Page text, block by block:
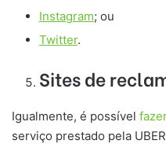
Instagram; ou
Twitter.
Sites de
Igualmente, é possível
serviço prestado pela